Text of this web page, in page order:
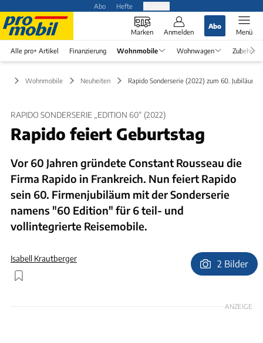
Abo Hefte
Marken Anmelden
Abo
Menü
Alle pro+ Artikel Finanzierung Wohnmobile Wohnwagen Zubehör
Wohnmobile Neuheiten Rapido Sonderserie (2022) zum 60. Jubiläum
RAPIDO SONDERSERIE „EDITION 60“ (2022)
Rapido feiert Geburtstag
Vor 60 Jahren gründete Constant Rousseau die
Firma Rapido in Frankreich. Nun feiert Rapido
sein 60. Firmenjubiläum mit der Sonderserie
namens "60 Edition" für 6 teil- und
vollintegrierte Reisemobile.
Isabell Krautberger
2 Bilder
ANZEIGE